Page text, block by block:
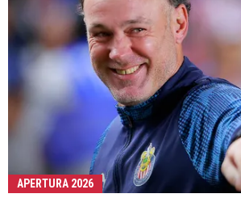
APERTURA 2026